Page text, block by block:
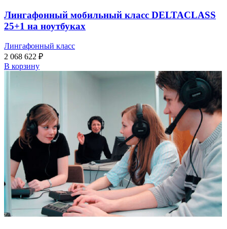
Лингафонный мобильный класс DELTACLASS
25+1 на ноутбуках
Лингафонный класс
2 068 622 ₽
В корзину